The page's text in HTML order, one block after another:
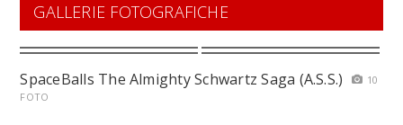
GALLERIE FOTOGRAFICHE
SpaceBalls The Almighty Schwartz Saga (A.S.S.)
10
FOTO